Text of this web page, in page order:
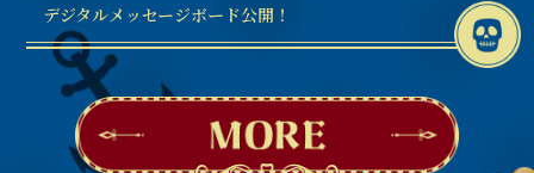
デジタルメッセージボード公開！